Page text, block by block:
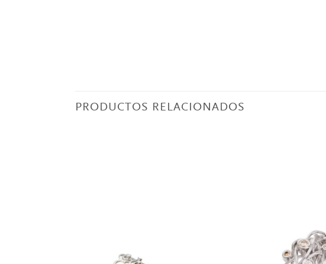
PRODUCTOS RELACIONADOS